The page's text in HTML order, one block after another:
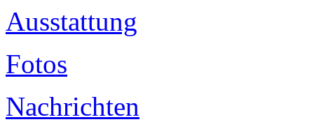
Ausstattung
Fotos
Nachrichten